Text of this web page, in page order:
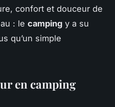
confort et douceur de
: le camping y a su
qu’un simple
en camping